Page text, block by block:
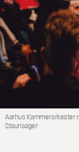
Aarhus Kammerorkester
Staunsager